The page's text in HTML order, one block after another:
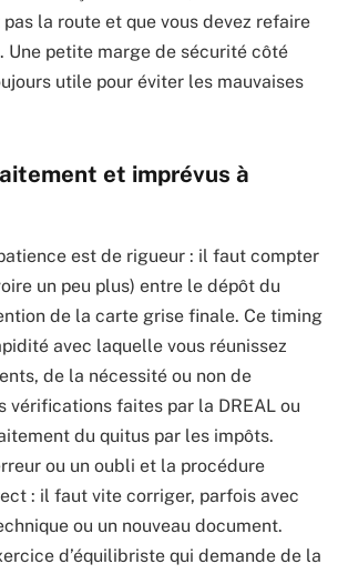
la route et que vous devez refaire
Une petite marge de sécurité côté
utile pour éviter les mauvaises
et imprévus à
est de rigueur : il faut compter
un peu plus) entre le dépôt du
de la carte grise finale. Ce timing
avec laquelle vous réunissez
de la nécessité ou non de
vérifications faites par la DREAL ou
du quitus par les impôts.
ou un oubli et la procédure
: il faut vite corriger, parfois avec
ou un nouveau document.
d’équilibriste qui demande de la